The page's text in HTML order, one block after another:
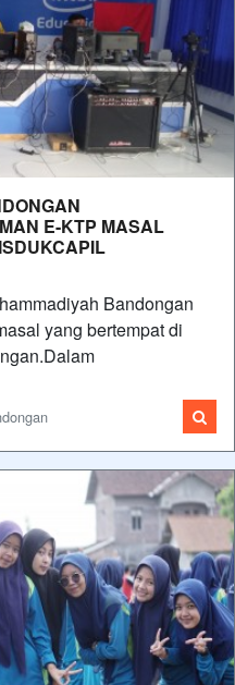
E-KTP MASAL
Bandongan
yang bertempat di